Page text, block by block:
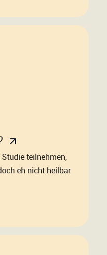
teilnehmen,
eh nicht heilbar